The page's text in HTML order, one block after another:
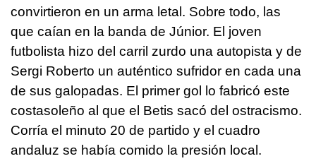
convirtieron en un arma letal. Sobre todo, las
que caían en la banda de Júnior. El joven
futbolista hizo del carril zurdo una autopista y de
Sergi Roberto un auténtico sufridor en cada una
de sus galopadas. El primer gol lo fabricó este
costasoleño al que el Betis sacó del ostracismo.
Corría el minuto 20 de partido y el cuadro
andaluz se había comido la presión local.